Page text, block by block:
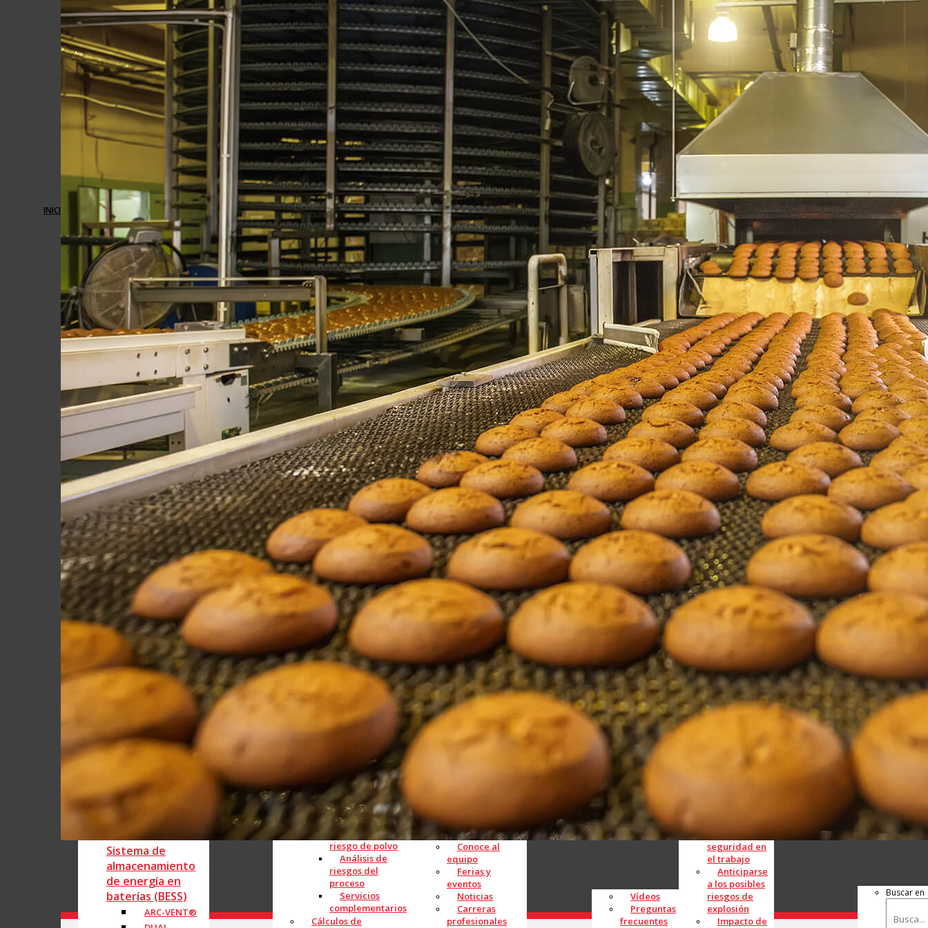
INICIO
Controles
&
Automatización
Sistemas de
control de
gestión de la
energía
Paneles de
control OEM
Compuertas
automáticas EB-
ABG
Compuerta
barométrica de
alta resistencia
EB-BDHD
Ingeniería y
fabricación de
paneles
Válvulas rotativas
Válvula
rotativa Serie
Válvula
rotativa Serie
HTS
Válvula
rotativa de alta
temperatura -
Serie HTHB /
HTSHB
Válvula
rotativa Serie
MD
Válvula
rotativa Serie
Rotores y
accesorios
Sistema de
almacenamiento
de energía en
baterías (BESS)
ARC-VENT®
MOLINERÍA
CEREALES
Puesta en marcha
Asistencia técnica y
servicio
Servicios de consultoría
Análisis de
riesgo de polvo
Análisis de
riesgos del
proceso
Servicios
complementarios
Cálculos de
EMPRESA
Conoce al
equipo
Ferias y
eventos
Noticias
Carreras
profesionales
CASOS
PRÁCTICOS
Vídeos
Preguntas
frecuentes
BLOG
Comprender
Mejorar la
seguridad en
el trabajo
Anticiparse
a los posibles
riesgos de
explosión
Impacto de
CONTÁCTANOS
Buscar en